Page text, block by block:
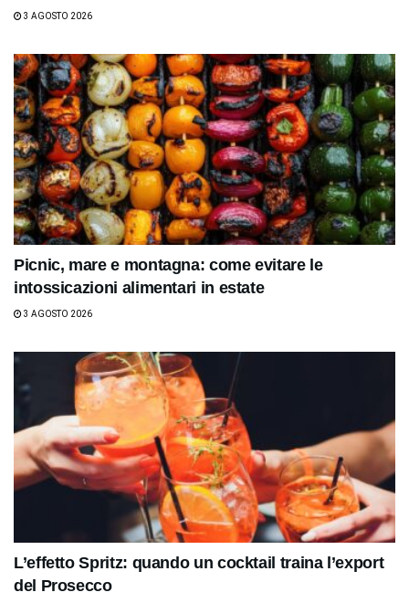
3 AGOSTO 2026
Picnic, mare e montagna: come evitare le
intossicazioni alimentari in estate
3 AGOSTO 2026
L’effetto Spritz: quando un cocktail traina l’export
del Prosecco